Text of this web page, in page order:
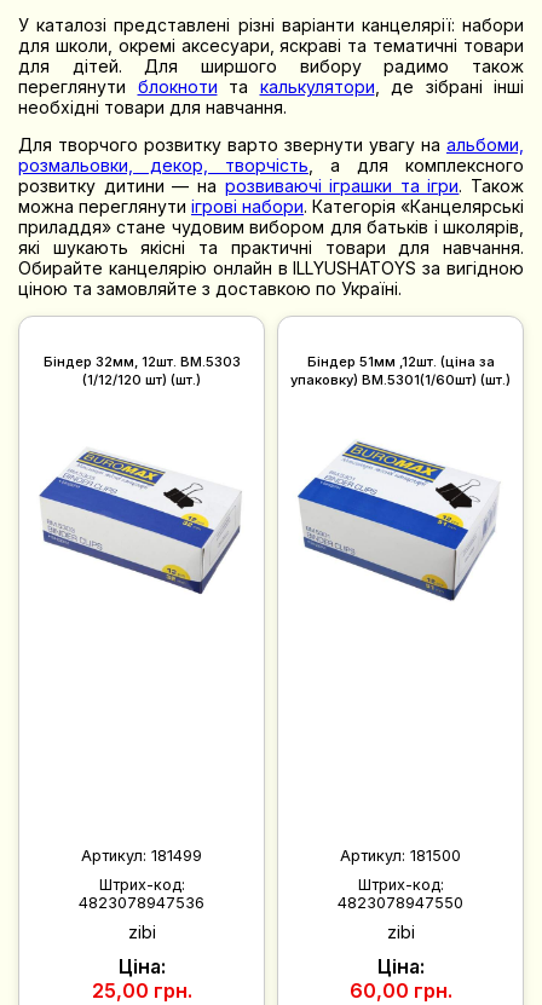
У каталозі представлені різні варіанти канцелярії: набори
для школи, окремі аксесуари, яскраві та тематичні товари
для дітей. Для ширшого вибору радимо також
переглянути блокноти та калькулятори , де зібрані інші
необхідні товари для навчання.
Для творчого розвитку варто звернути увагу на альбоми,
розмальовки, декор, творчість , а для комплексного
розвитку дитини — на розвиваючі іграшки та ігри. Також
можна переглянути ігрові набори. Категорія «Канцелярські
приладдя» стане чудовим вибором для батьків і школярів,
які шукають якісні та практичні товари для навчання.
Обирайте канцелярію онлайн в ILLYUSHATOYS за вигідною
ціною та замовляйте з доставкою по Україні.
Бiндер 32мм, 12шт. BM.5303
(1/12/120 шт) (шт.)
Артикул: 181499
Штрих-код:
4823078947536
zibi
Ціна:
25,00 грн.
Бiндер 51мм ,12шт. (ціна за
упаковку) BM.5301(1/60шт) (шт.)
Артикул: 181500
Штрих-код:
4823078947550
zibi
Ціна:
60,00 грн.